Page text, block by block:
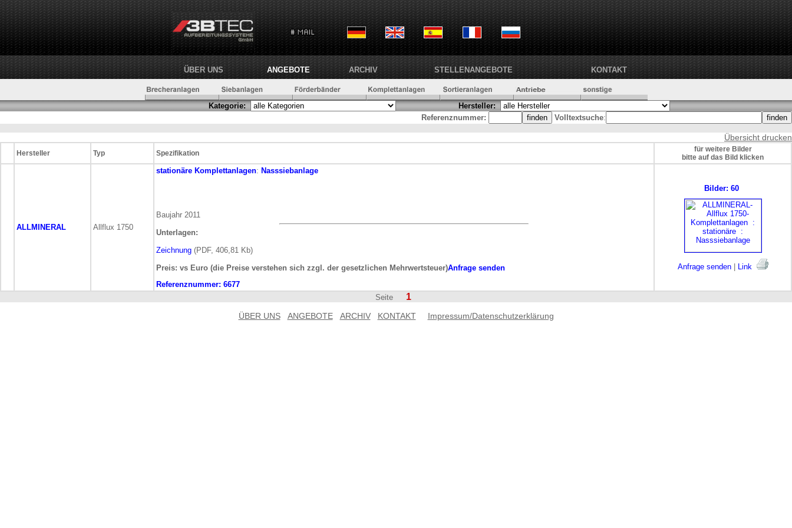
ÜBER UNS ANGEBOTE ARCHIV STELLENANGEBOTE KONTAKT
Kategorie:
Hersteller:
Referenznummer:
Volltextsuche:
Übersicht drucken
Hersteller Typ Spezifikation
für weitere Bilder
bitte auf das Bild klicken
ALLMINERAL Allflux 1750
stationäre Komplettanlagen: Nasssiebanlage
Baujahr 2011
Unterlagen:
Zeichnung (PDF, 406,81 Kb)
Preis: vs Euro (die Preise verstehen sich zzgl. der gesetzlichen Mehrwertsteuer)Anfrage senden
Referenznummer: 6677
Bilder: 60
Anfrage senden| Link
Seite 1
ÜBER UNS ANGEBOTE ARCHIV KONTAKT Impressum/Datenschutzerklärung